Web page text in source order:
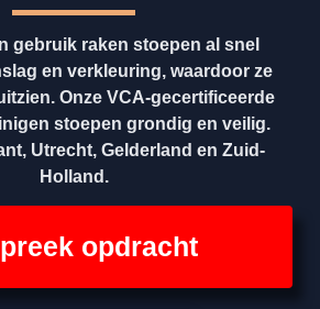
gebruik raken stoepen al snel
en verkleuring, waardoor ze
Onze VCA-gecertificeerde
stoepen grondig en veilig.
Utrecht, Gelderland en Zuid-
Holland.
opdracht